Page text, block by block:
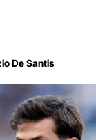
De Santis